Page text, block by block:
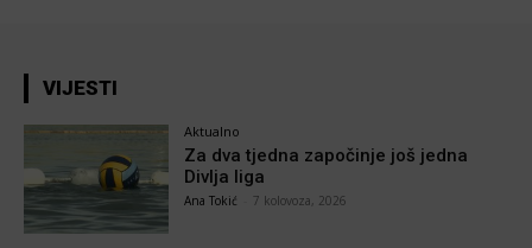
VIJESTI
Aktualno
Za dva tjedna započinje još jedna
Divlja liga
Ana Tokić 7 kolovoza, 2026